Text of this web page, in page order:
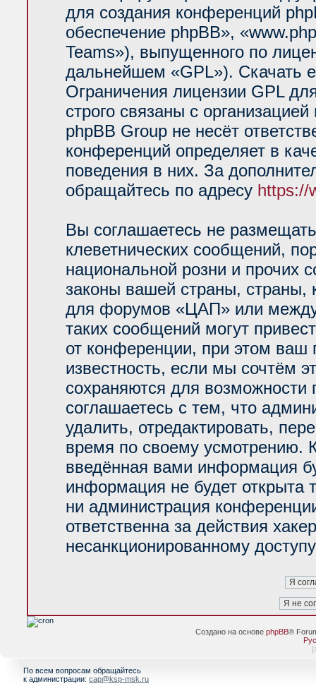
для создания конференций
обеспечение phpBB»,
Teams»), выпущенного по
дальнейшем «GPL»). Скачать
Ограничения лицензии GPL
строго связаны с
phpBB Group не несёт
конференций определяет в
поведения в них. За
обращайтесь по адресу https://
Вы соглашаетесь не
клеветнических сообщений,
национальной розни и прочих
законы вашей страны, страны,
для форумов «ЦАП» или
таких сообщений могут
от конференции, при этом ваш
известность, если мы сочтём
сохраняются для возможности
соглашаетесь с тем, что
удалить, отредактировать,
время по своему усмотрению.
введённая вами информация
информация не будет открыта
ни администрация
ответственна за действия
несанкционированному
Создано на основе phpBB®
[
По всем вопросам обращайтесь
к администрации: cap@ksp-msk.ru